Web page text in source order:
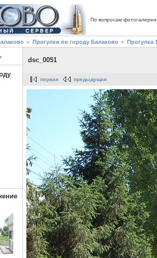
По вопросам
Прогулки по городу Балаково Прогулка
dsc_0051
первая предыдущая